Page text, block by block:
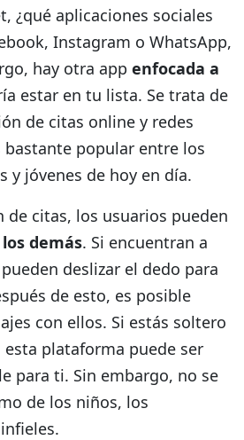
¿qué aplicaciones sociales
Instagram o WhatsApp,
hay otra app enfocada a
estar en tu lista. Se trata de
de citas online y redes
bastante popular entre los
y jóvenes de hoy en día.
de citas, los usuarios pueden
demás. Si encuentran a
deslizar el dedo para
de esto, es posible
con ellos. Si estás soltero
esta plataforma puede ser
para ti. Sin embargo, no se
de los niños, los